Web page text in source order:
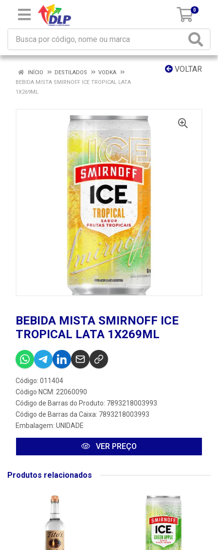
0
VOLTAR
INÍCIO DESTILADOS
VODKA
BEBIDA MISTA SMIRNOFF ICE TROPICAL LATA
1X269ML
BEBIDA MISTA SMIRNOFF ICE
TROPICAL LATA 1X269ML
Código: 011404
Código NCM: 22060090
Código de Barras do Produto: 7893218003993
Código de Barras da Caixa: 7893218003993
Embalagem: UNIDADE
VER PREÇO
Produtos relacionados